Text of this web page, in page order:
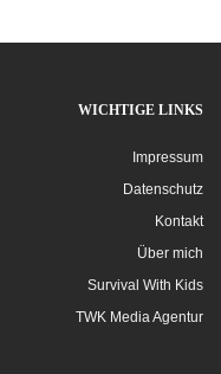
WICHTIGE LINKS
Impressum
Datenschutz
Kontakt
Über mich
Survival With Kids
TWK Media Agentur